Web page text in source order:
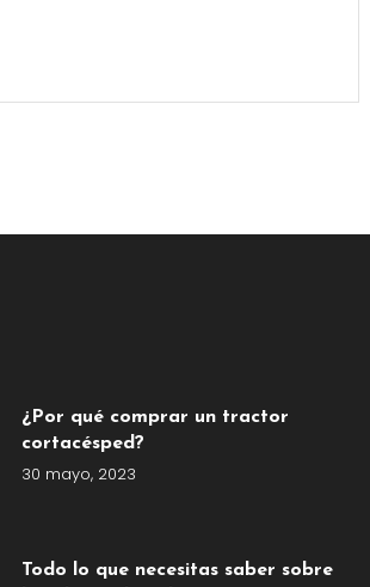
¿Por qué comprar un tractor
cortacésped?
30 mayo, 2023
Todo lo que necesitas saber sobre